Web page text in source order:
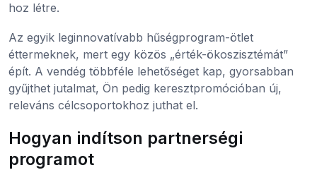
hoz létre.
Az egyik leginnovatívabb hűségprogram-ötlet
éttermeknek, mert egy közös „érték-ökoszisztémát”
épít. A vendég többféle lehetőséget kap, gyorsabban
gyűjthet jutalmat, Ön pedig keresztpromócióban új,
releváns célcsoportokhoz juthat el.
Hogyan indítson partnerségi
programot